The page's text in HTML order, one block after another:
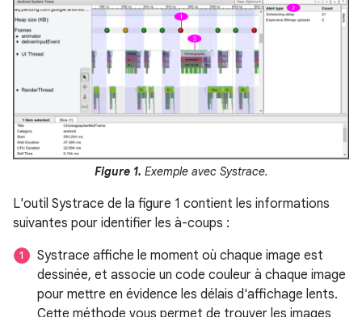
Figure 1. Exemple avec Systrace.
L'outil Systrace de la figure 1 contient les informations
suivantes pour identifier les à-coups :
Systrace affiche le moment où chaque image est
dessinée, et associe un code couleur à chaque image
pour mettre en évidence les délais d'affichage lents.
Cette méthode vous permet de trouver les images